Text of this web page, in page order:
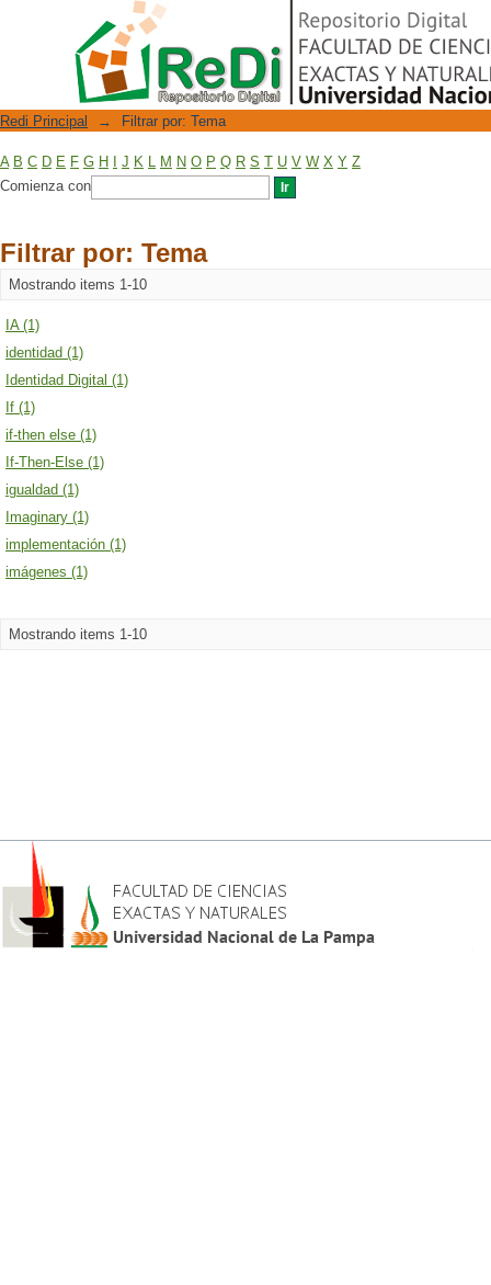
Filtrar por: Tema
Repositorio Digital
Redi Principal → Filtrar por: Tema
A B C D E F G H J K L M N O P Q R S T U V W X Y Z
Comienza con
Filtrar por: Tema
Mostrando items 1-10
IA (1)
identidad (1)
Identidad Digital (1)
If (1)
if-then else (1)
If-Then-Else (1)
igualdad (1)
Imaginary (1)
implementación (1)
imágenes (1)
Mostrando items 1-10